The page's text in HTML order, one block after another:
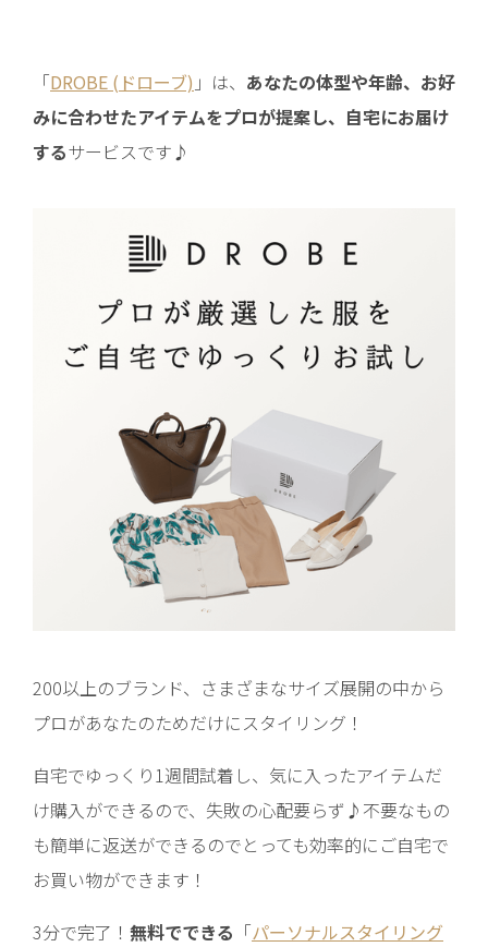
「DROBE (ドローブ) 」は、 あなたの体型や年齢、お好
みに合わせたアイテムをプロが提案し、自宅にお届け
するサービスです♪
200以上のブランド、さまざまなサイズ展開の中から
プロがあなたのためだけにスタイリング！
自宅でゆっくり1週間試着し、気に入ったアイテムだ
け購入ができるので、失敗の心配要らず♪不要なもの
も簡単に返送ができるのでとっても効率的にご自宅で
お買い物ができます！
3分で完了！ 無料でできる 「パーソナルスタイリング